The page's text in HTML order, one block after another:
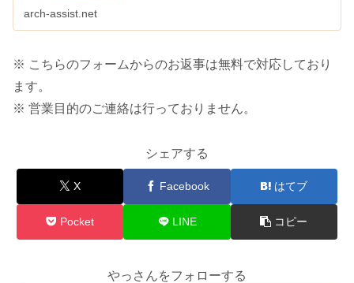
arch-assist.net
※ こちらのフォームからのお返事は無料で対応しており
ます。
※ 営業目的のご連絡は行っておりません。
シェアする
X Facebook はてブ
Pocket LINE コピー
やっさんをフォローする